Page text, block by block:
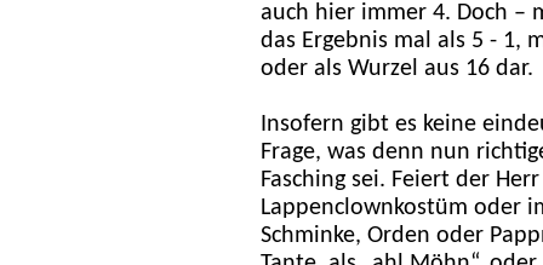
auch hier immer 4. Doch –
das Ergebnis mal als 5 - 1,
oder als Wurzel aus 16 dar.
Insofern gibt es keine
Frage, was denn nun
Fasching sei. Feiert der
Lappenclownkostüm oder
Schminke, Orden oder